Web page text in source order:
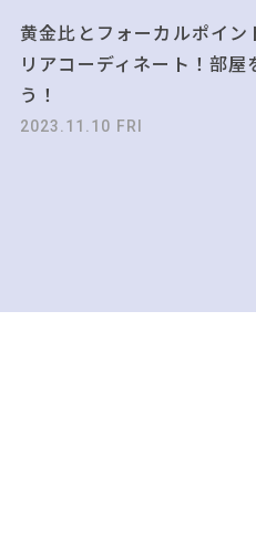
黄金比とフォーカルポイン
リアコーディネート！部屋
う！
2023.11.10 FRI